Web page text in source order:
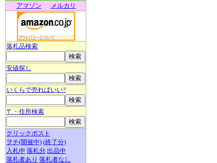
アマゾン
メルカリ
落札品検索
安値探し
いくらで売ればいい?
〒・住所検索
クリックポスト
ヲチ(開催中) (終了分)
入札中 落札分 出品中
落札者あり 落札者なし